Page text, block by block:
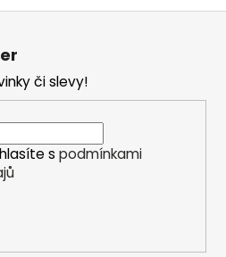
či slevy!
s podmínkami